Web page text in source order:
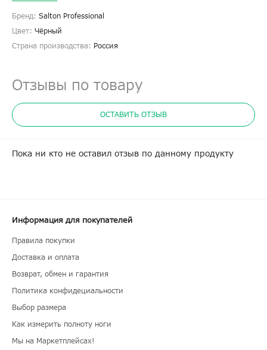
Бренд: Salton Professional
Цвет: Чёрный
Страна производства: Россия
Отзывы по товару
ОСТАВИТЬ ОТЗЫВ
Пока ни кто не оставил отзыв по данному продукту
Информация для покупателей
Правила покупки
Доставка и оплата
Возврат, обмен и гарантия
Политика конфидециальности
Выбор размера
Как измерить полноту ноги
Мы на Маркетплейсах!